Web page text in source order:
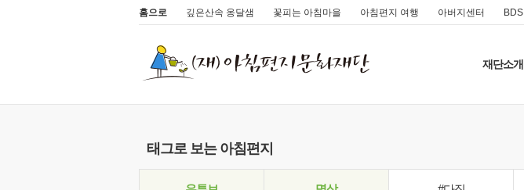
홈으로 깊은산속 옹달샘 꽃피는 아침마을 아침편지 여행 아버지센터 BDS
재단소개
태그로 보는 아침편지